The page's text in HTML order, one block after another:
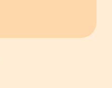
ikkunassa
ikkunassa
uudessa
uudessa